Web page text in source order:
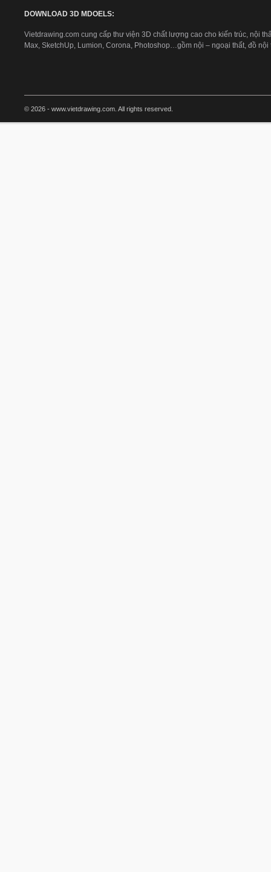
DOWNLOAD 3D MDOELS:
Vietdrawing.com cung cấp thư viện 3D chất lượng cao cho kiến trúc, nội
Max, SketchUp, Lumion, Corona, Photoshop…gồm nội – ngoại thất, đồ nội
© 2026 - www.vietdrawing.com. All rights reserved.